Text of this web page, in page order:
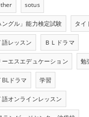
sotus
ングル」能力検定試験 タイ
語レッスン ＢＬドラマ
ーエスエデュケーション 勉
BLドラマ 学習
語オンラインレッスン